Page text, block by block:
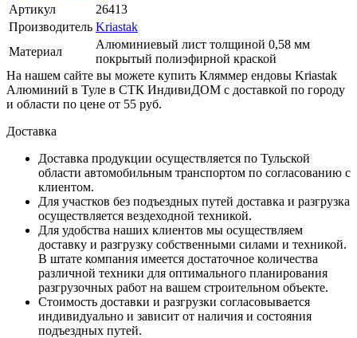
Артикул
26413
Производитель Kriastak
Материал
Алюминиевый лист толщиной 0,58 мм
покрытый полиэфирной краской
На нашем сайте вы можете купить Кляммер ендовы Kriastak
Алюминий в Туле в СТК ИндивиДОМ с доставкой по городу
и области по цене от 55 руб.
Доставка
Доставка продукции осуществляется по Тульской
области автомобильным транспортом по согласованию с
клиентом.
Для участков без подъездных путей доставка и разгрузка
осуществляется вездеходной техникой.
Для удобства наших клиентов мы осуществляем
доставку и разгрузку собственными силами и техникой.
В штате компания имеется достаточное количества
различной техники для оптимального планирования
разгрузочных работ на вашем строительном объекте.
Стоимость доставки и разгрузки согласовывается
индивидуально и зависит от наличия и состояния
подъездных путей.